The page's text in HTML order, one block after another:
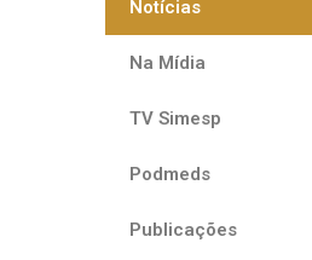
Notícias
Na Mídia
TV Simesp
Podmeds
Publicações